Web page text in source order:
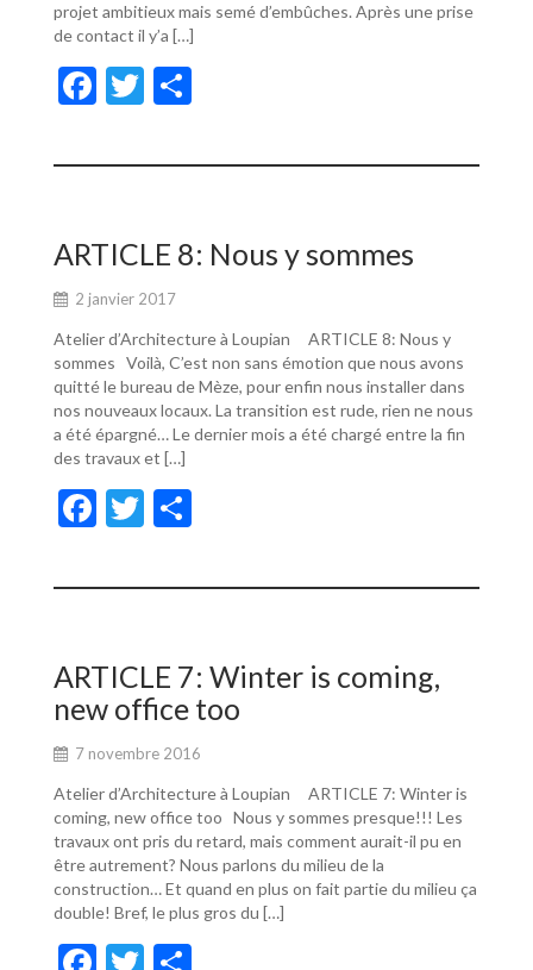
projet ambitieux mais semé d’embûches. Après une prise
de contact il y’a […]
F
e
o
o
k
T
itt ta
er
ARTICLE 8: Nous y sommes
2 janvier 2017
Atelier d’Architecture à Loupian ARTICLE 8: Nous y
sommes Voilà, C’est non sans émotion que nous avons
quitté le bureau de Mèze, pour enfin nous installer dans
nos nouveaux locaux. La transition est rude, rien ne nous
a été épargné… Le dernier mois a été chargé entre la fin
des travaux et […]
F
e
o
o
k
T
itt ta
er
ARTICLE 7: Winter is coming,
new office too
7 novembre 2016
Atelier d’Architecture à Loupian ARTICLE 7: Winter is
coming, new office too Nous y sommes presque!!! Les
travaux ont pris du retard, mais comment aurait-il pu en
être autrement? Nous parlons du milieu de la
construction… Et quand en plus on fait partie du milieu ça
double! Bref, le plus gros du […]